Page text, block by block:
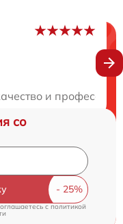
и
со
cполитикой